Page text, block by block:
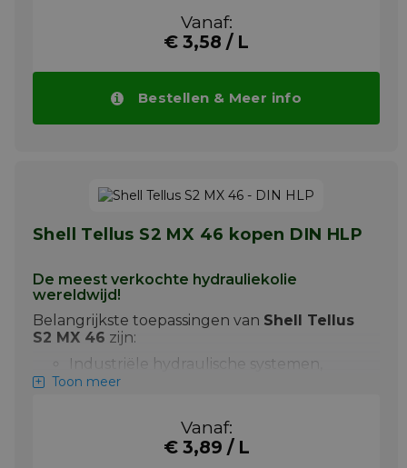
Toepassing voorbeelden van Tellus S2 MX68
+ Hydraulische persen
Vanaf:
€ 3,58 / L
Bestellen & Meer info
Shell Tellus S2 MX 46 kopen DIN HLP
De meest verkochte hydrauliekolie
wereldwijd!
Belangrijkste toepassingen van Shell Tellus
S2 MX 46 zijn:
Industriële hydraulische systemen,
zoals:Marine hydraulische systemen
Hydraulisch gestuurde
werktuigen in de industrie
Toon meer
Vanaf:
€ 3,89 / L